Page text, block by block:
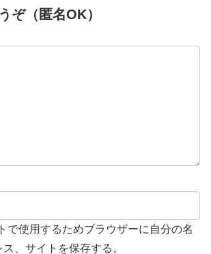
ぞ（匿名OK）
で使用するためブラウザーに自分の名
、サイトを保存する。